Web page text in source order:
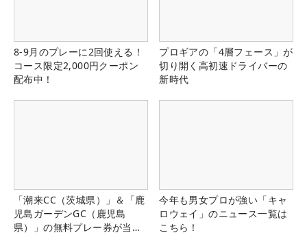
8-9月のプレーに2回使える！
コース限定2,000円クーポン
配布中！
プロギアの「4層フェース」が
切り開く高初速ドライバーの
新時代
「潮来CC（茨城県）」＆「鹿
児島ガーデンGC（鹿児島
県）」の無料プレー券が当た
今年も男女プロが強い「キャ
ロウェイ」のニュース一覧は
こちら！